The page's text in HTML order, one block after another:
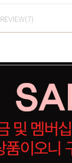
REVIEW(7)